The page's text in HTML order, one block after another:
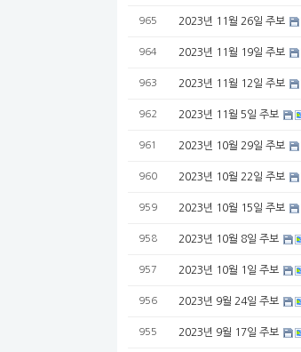
965 2023년 11월 26일 주보
964 2023년 11월 19일 주보
963 2023년 11월 12일 주보
962 2023년 11월 5일 주보
961 2023년 10월 29일 주보
960 2023년 10월 22일 주보
959 2023년 10월 15일 주보
958 2023년 10월 8일 주보
957 2023년 10월 1일 주보
956 2023년 9월 24일 주보
955 2023년 9월 17일 주보